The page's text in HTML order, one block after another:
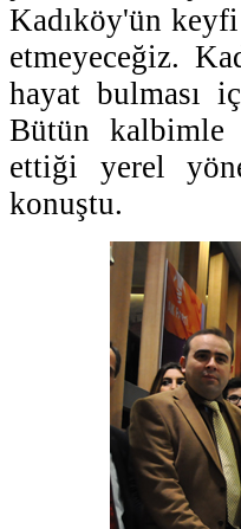
Kadıköy'ün
etmeyeceğiz.
hayat bulması
Bütün kalbimle
ettiği yerel
konuştu.